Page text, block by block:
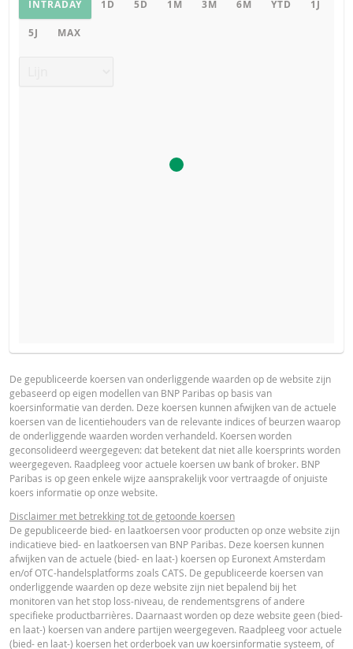
INTRADAY 1D 5D 1M 3M 6M YTD 1J
5J MAX
PROSPECTUS
Prospectus (NL) URL
FINAL TERMS
Final Terms
ESSENTIËLE BELEGGERSINFORMATIEDOCUMENTATIE
Essentiële
Beleggersinformatiedocument (NL)
PDF
PRODUCT PROJECTIONS
Some helper text for the product price projections, financial
advised
UNDERLYING PRICE PRICE PROJECTION
De gepubliceerde koersen van onderliggende waarden op de website zijn
gebaseerd op eigen modellen van BNP Paribas op basis van
koersinformatie van derden. Deze koersen kunnen afwijken van de actuele
koersen van de licentiehouders van de relevante indices of beurzen waarop
de onderliggende waarden worden verhandeld. Koersen worden
geconsolideerd weergegeven: dat betekent dat niet alle koersprints worden
weergegeven. Raadpleeg voor actuele koersen uw bank of broker. BNP
Paribas is op geen enkele wijze aansprakelijk voor vertraagde of onjuiste
koers informatie op onze website.
Disclaimer met betrekking tot de getoonde koersen
De gepubliceerde bied- en laatkoersen voor producten op onze website zijn
indicatieve bied- en laatkoersen van BNP Paribas. Deze koersen kunnen
afwijken van de actuele (bied- en laat-) koersen op Euronext Amsterdam
en/of OTC-handelsplatforms zoals CATS. De gepubliceerde koersen van
onderliggende waarden op deze website zijn niet bepalend bij het
monitoren van het stop loss-niveau, de rendementsgrens of andere
specifieke productbarrières. Daarnaast worden op deze website geen (bied-
en laat-) koersen van andere partijen weergegeven. Raadpleeg voor actuele
(bied- en laat-) koersen het orderboek van uw koersinformatie systeem, of